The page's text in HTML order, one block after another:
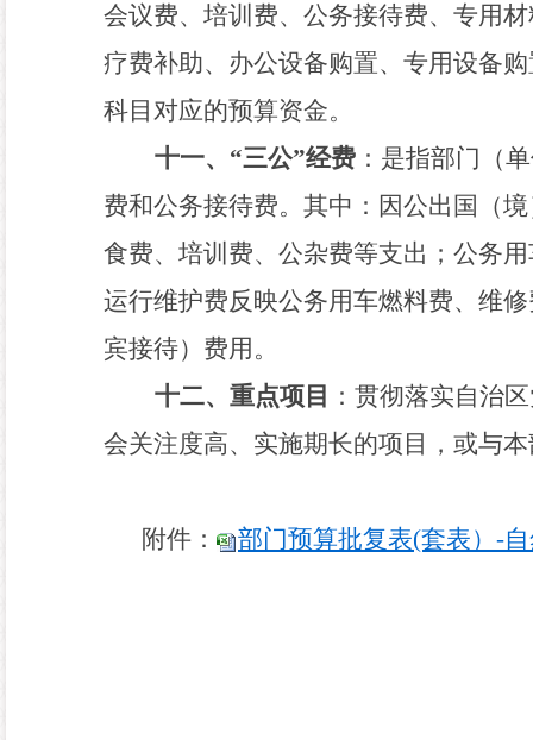
会议费、培训费、公务接待费、专用
疗费补助、办公设备购置、专用设备
科目对应的预算资金。
十一、 “三公”经费 ：是指部门（
费和公务接待费。其中：因公出国（
食费、培训费、公杂费等支出；公务
运行维护费反映公务用车燃料费、维
宾接待）费用。
十二、重点项目 ：贯彻落实自治
会关注度高、实施期长的项目，或与
附件： 部门预算批复表(套表）-